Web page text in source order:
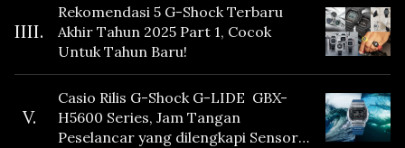
IIII.
Rekomendasi 5 G-Shock Terbaru
Akhir Tahun 2025 Part 1, Cocok
Untuk Tahun Baru!
V.
Casio Rilis G-Shock G-LIDE GBX-
H5600 Series, Jam Tangan
Peselancar yang dilengkapi Sensor